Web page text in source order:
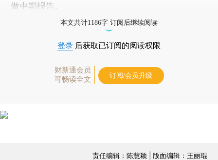
做中期报告。
本文共计1186字 订阅后继续阅读
登录 后获取已订阅的阅读权限
财新通会员
可畅读全文
订阅/会员升级
责任编辑：陈慧颖 | 版面编辑：王丽琨